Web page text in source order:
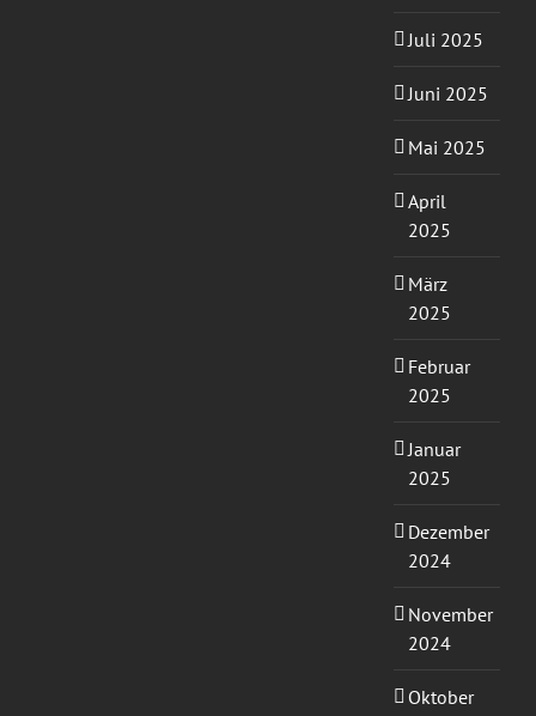
Juli 2025
Juni 2025
Mai 2025
April
2025
März
2025
Februar
2025
Januar
2025
Dezember
2024
November
2024
Oktober